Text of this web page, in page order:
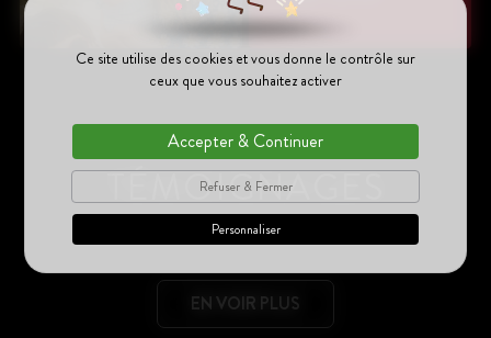
Ce site utilise des cookies et vous donne le contrôle sur
ceux que vous souhaitez activer
Accepter & Continuer
Refuser & Fermer
Personnaliser
TÉMOIGNAGES
EN VOIR PLUS